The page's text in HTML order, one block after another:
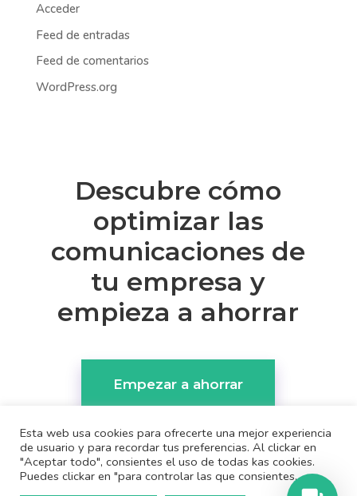
Acceder
Feed de entradas
Feed de comentarios
WordPress.org
Descubre cómo
optimizar las
comunicaciones de
tu empresa y
empieza a ahorrar
Empezar a ahorrar
Esta web usa cookies para ofrecerte una mejor experiencia
de usuario y para recordar tus preferencias. Al clickar en
"Aceptar todo", consientes el uso de todas kas cookies.
Puedes clickar en "para controlar las que consientes.